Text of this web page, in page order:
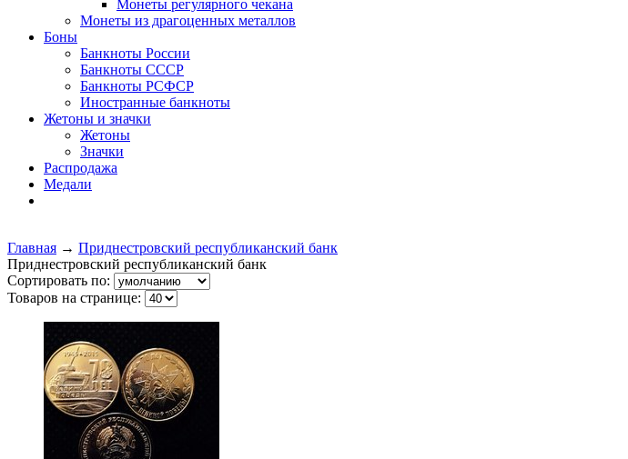
Монеты регулярного чекана
Монеты из драгоценных металлов
Боны
Банкноты России
Банкноты СССР
Банкноты РСФСР
Иностранные банкноты
Жетоны и значки
Жетоны
Значки
Распродажа
Медали
Главная → Приднестровский республиканский банк
Приднестровский республиканский банк
Сортировать по:
Товаров на странице: